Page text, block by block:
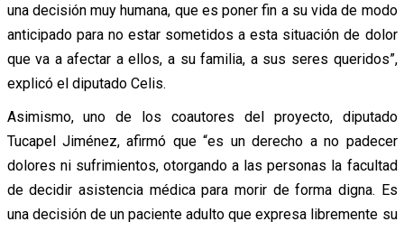
una decisión muy humana, que es poner fin a su vida de modo
anticipado para no estar sometidos a esta situación de dolor
que va a afectar a ellos, a su familia, a sus seres queridos”,
explicó el diputado Celis.
Asimismo, uno de los coautores del proyecto, diputado
Tucapel Jiménez, afirmó que “es un derecho a no padecer
dolores ni sufrimientos, otorgando a las personas la facultad
de decidir asistencia médica para morir de forma digna. Es
una decisión de un paciente adulto que expresa libremente su